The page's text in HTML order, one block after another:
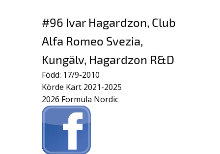
#96 Ivar Hagardzon, Club
Alfa Romeo Svezia,
Kungälv, Hagardzon R&D
Född: 17/9-2010
Körde Kart 2021-2025
2026 Formula Nordic